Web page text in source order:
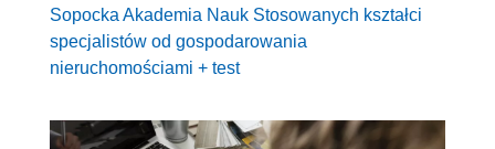
Sopocka Akademia Nauk Stosowanych kształci
specjalistów od gospodarowania
nieruchomościami + test